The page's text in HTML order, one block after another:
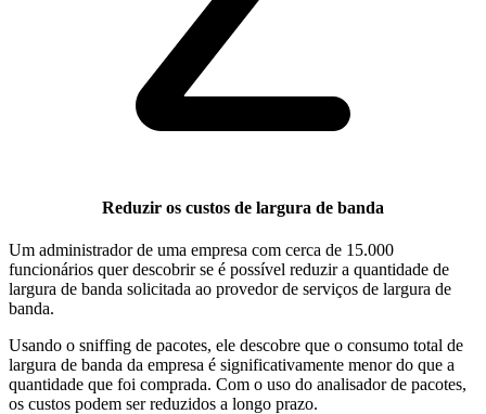
Reduzir os custos de largura de banda
Um administrador de uma empresa com cerca de 15.000
funcionários quer descobrir se é possível reduzir a quantidade de
largura de banda solicitada ao provedor de serviços de largura de
banda.
Usando o sniffing de pacotes, ele descobre que o consumo total de
largura de banda da empresa é significativamente menor do que a
quantidade que foi comprada. Com o uso do analisador de pacotes,
os custos podem ser reduzidos a longo prazo.